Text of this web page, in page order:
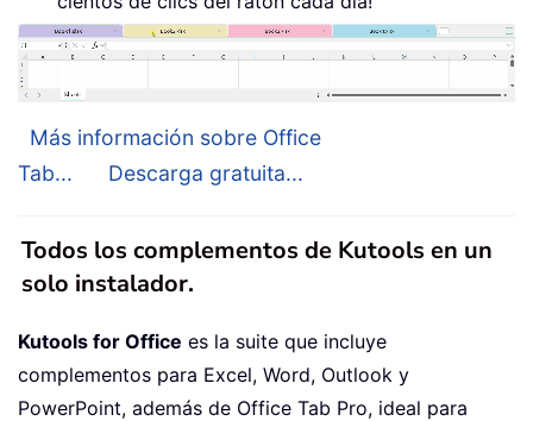
Más información sobre Office
Tab...
Descarga gratuita...
Todos los complementos de Kutools en un
solo instalador.
Kutools for Office es la suite que incluye
complementos para Excel, Word, Outlook y
PowerPoint, además de Office Tab Pro, ideal para